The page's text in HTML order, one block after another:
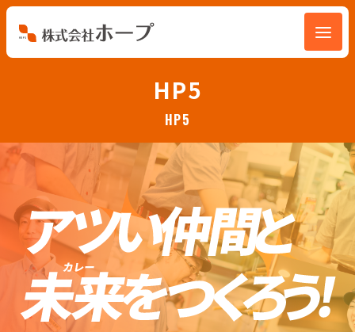
人を知る
環境を知る
お知らせ
ホープブログ
HP5
HP5